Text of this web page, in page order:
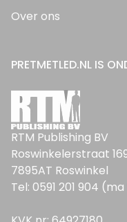
Over ons
PRETMETLED.NL IS
RTM Publishing BV
Roswinkelerstraat
7895AT Roswinkel
Tel: 0591 201 904